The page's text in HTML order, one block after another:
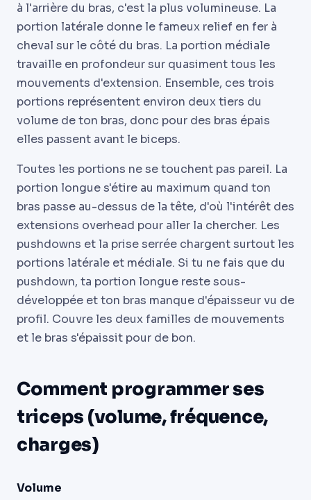
à l'arrière du bras, c'est la plus volumineuse. La
portion latérale donne le fameux relief en fer à
cheval sur le côté du bras. La portion médiale
travaille en profondeur sur quasiment tous les
mouvements d'extension. Ensemble, ces trois
portions représentent environ deux tiers du
volume de ton bras, donc pour des bras épais
elles passent avant le biceps.
Toutes les portions ne se touchent pas pareil. La
portion longue s'étire au maximum quand ton
bras passe au-dessus de la tête, d'où l'intérêt des
extensions overhead pour aller la chercher. Les
pushdowns et la prise serrée chargent surtout les
portions latérale et médiale. Si tu ne fais que du
pushdown, ta portion longue reste sous-
développée et ton bras manque d'épaisseur vu de
profil. Couvre les deux familles de mouvements
et le bras s'épaissit pour de bon.
Comment programmer ses
triceps (volume, fréquence,
charges)
Volume